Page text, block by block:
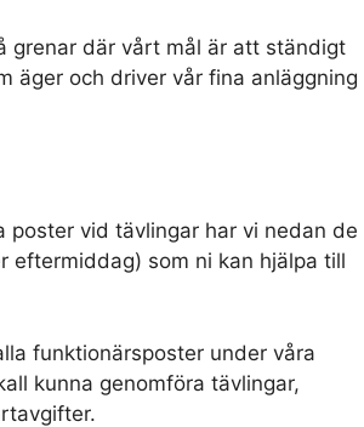
grenar där vårt mål är att ständigt
äger och driver vår fina anläggning
vid tävlingar har vi nedan de
eftermiddag) som ni kan hjälpa till
funktionärsposter under våra
kunna genomföra tävlingar,